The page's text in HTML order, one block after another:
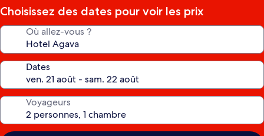
Choisissez des dates pour voir les prix
Où allez-vous ?
Dates
Voyageurs